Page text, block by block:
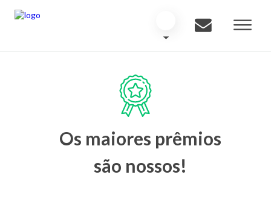
Os maiores prêmios
são nossos!